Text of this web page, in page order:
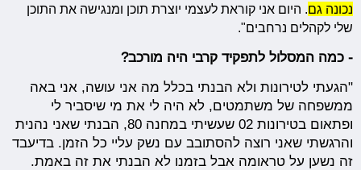
נכונה גם. היום אני קוראת לעצמי יוצרת תוכן ומנגישה את התוכן
שלי לקהלים נרחבים".
- כמה המסלול לתפקיד קרבי היה מורכב?
"הגעתי לטירונות ולא הבנתי בכלל מה אני עושה, אני באה
ממשפחה של משתמטים, לא היה לי את מי שיסביר לי
ופתאום בטירונות 02 שעשיתי במחנה 80, הבנתי שאני נהנית
והרגשתי שאני רוצה להסתובב עם נשק עליי כל הזמן. בדיעבד
זה נשען על טראומה אבל בזמנו לא הבנתי את זה באמת.